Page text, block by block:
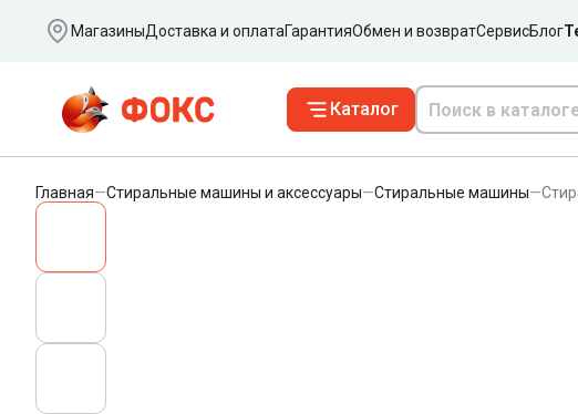
Ваш город
МагазиныДоставка и оплатаГарантияОбмен и возвратСервисБлог
Каталог
Главная—Стиральные машины и аксессуары—Стиральные машины—